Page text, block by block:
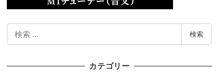
検
検索
カテゴリー